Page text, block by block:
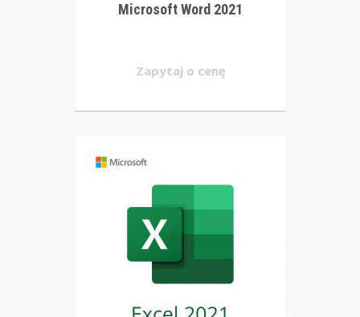
Microsoft Word 2021
Zapytaj o cenę